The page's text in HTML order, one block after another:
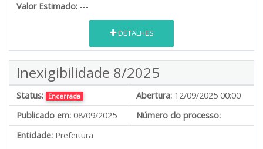
Valor Estimado: ---
DETALHES
Inexigibilidade 8/2025
Status: Encerrada Abertura: 12/09/2025 00:00
Publicado em: 08/09/2025
Número do processo:
Entidade: Prefeitura